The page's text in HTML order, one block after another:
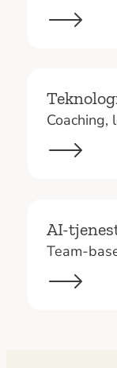
Coaching,
AI-
Team-